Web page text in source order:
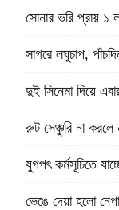
সোনার ভরি প্রায় ১
সাগরে লঘুচাপ,
দুই সিনেমা দিয়ে
রুট সেঞ্চুরি না করলে
যুগপৎ কর্মসূচিতে
ভেঙে দেয়া হলো